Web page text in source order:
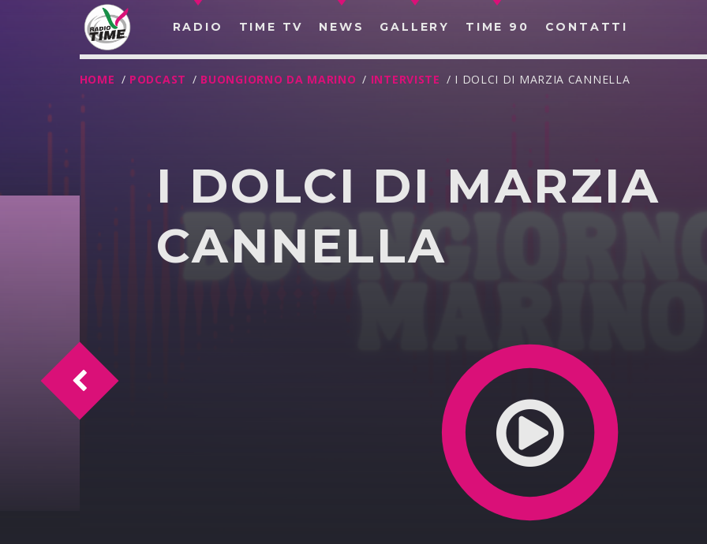
RADIO TIME TV NEWS GALLERY TIME 90 CONTATTI
CERCA NEL SITO WEB:
HOME / PODCAST / BUONGIORNO DA MARINO / INTERVISTE / I DOLCI DI MARZIA CANNELLA
I DOLCI DI MARZIA
CANNELLA
Davide Corona - Ass. Io Vivo l'Autismo-Parliamone